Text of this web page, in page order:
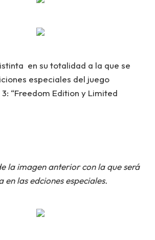
en su totalidad a la que se
especiales del juego
3: “Freedom Edition y Limited
la imagen anterior con la que será
en las edciones especiales.